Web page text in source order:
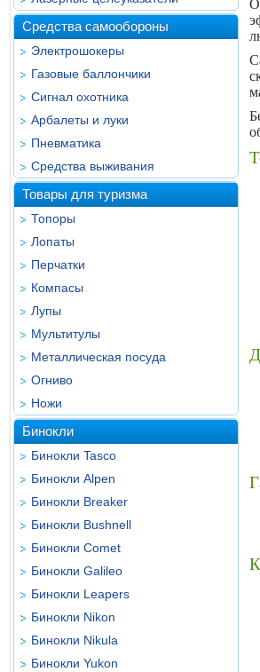
Средства самообороны
Электрошокеры
Газовые баллончики
Сигнал охотника
Арбалеты и луки
Пневматика
Средства выживания
Товары для туризма
Топоры
Лопаты
Перчатки
Компасы
Лупы
Мультитулы
Металлическая посуда
Огниво
Ножи
Бинокли
Бинокли Tasco
Бинокли Alpen
Бинокли Breaker
Бинокли Bushnell
Бинокли Comet
Бинокли Galileo
Бинокли Leapers
Бинокли Nikon
Бинокли Nikula
Бинокли Yukon